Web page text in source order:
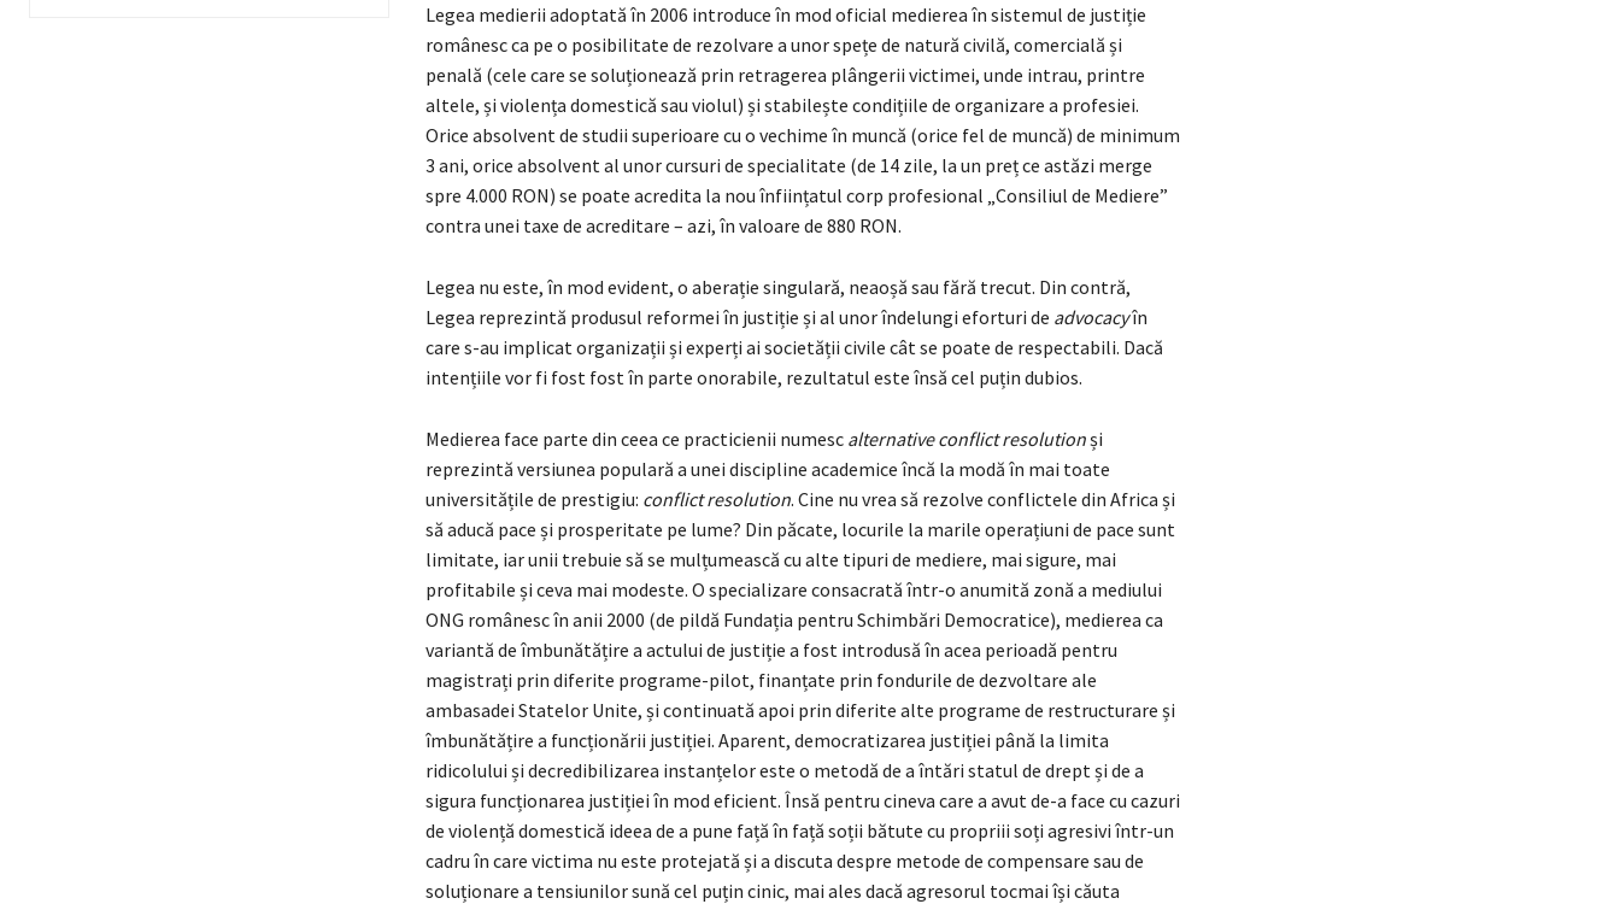
Legea medierii adoptată în 2006 introduce în mod oficial medierea în sistemul de justiție
românesc ca pe o posibilitate de rezolvare a unor spețe de natură civilă, comercială și
penală (cele care se soluționează prin retragerea plângerii victimei, unde intrau, printre
altele, și violența domestică sau violul) și stabilește condițiile de organizare a profesiei.
Orice absolvent de studii superioare cu o vechime în muncă (orice fel de muncă) de minimum
3 ani, orice absolvent al unor cursuri de specialitate (de 14 zile, la un preț ce astăzi merge
spre 4.000 RON) se poate acredita la nou înființatul corp profesional „Consiliul de Mediere”
contra unei taxe de acreditare – azi, în valoare de 880 RON.
Legea nu este, în mod evident, o aberație singulară, neaoșă sau fără trecut. Din contră,
Legea reprezintă produsul reformei în justiție și al unor îndelungi eforturi de advocacyîn
care s-au implicat organizații și experți ai societății civile cât se poate de respectabili. Dacă
intențiile vor fi fost fost în parte onorabile, rezultatul este însă cel puțin dubios.
Medierea face parte din ceea ce practicienii numesc alternative conflict resolutionși
reprezintă versiunea populară a unei discipline academice încă la modă în mai toate
universitățile de prestigiu: conflict resolution. Cine nu vrea să rezolve conflictele din Africa și
să aducă pace și prosperitate pe lume? Din păcate, locurile la marile operațiuni de pace sunt
limitate, iar unii trebuie să se mulțumească cu alte tipuri de mediere, mai sigure, mai
profitabile și ceva mai modeste. O specializare consacrată într-o anumită zonă a mediului
ONG românesc în anii 2000 (de pildă Fundația pentru Schimbări Democratice), medierea ca
variantă de îmbunătățire a actului de justiție a fost introdusă în acea perioadă pentru
magistrați prin diferite programe-pilot, finanțate prin fondurile de dezvoltare ale
ambasadei Statelor Unite, și continuată apoi prin diferite alte programe de restructurare și
îmbunătățire a funcționării justiției. Aparent, democratizarea justiției până la limita
ridicolului și decredibilizarea instanțelor este o metodă de a întări statul de drept și de a
sigura funcționarea justiției în mod eficient. Însă pentru cineva care a avut de-a face cu cazuri
de violență domestică ideea de a pune față în față soții bătute cu propriii soți agresivi într-un
cadru în care victima nu este protejată și a discuta despre metode de compensare sau de
soluționare a tensiunilor sună cel puțin cinic, mai ales dacă agresorul tocmai își căuta